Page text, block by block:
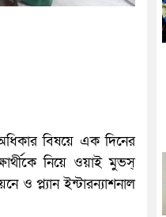
অধিকার বিষয়ে এক দিনের
নিয়ে ওয়াই মুভস্
ও প্ল্যান ইন্টারন্যাশনাল